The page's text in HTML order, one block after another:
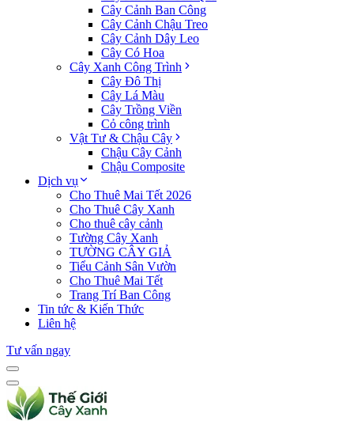
Cây Cảnh Ban Công
Cây Cảnh Chậu Treo
Cây Cảnh Dây Leo
Cây Có Hoa
Cây Xanh Công Trình
Cây Đô Thị
Cây Lá Màu
Cây Trồng Viền
Cỏ công trình
Vật Tư & Chậu Cây
Chậu Cây Cảnh
Chậu Composite
Dịch vụ
Cho Thuê Mai Tết 2026
Cho Thuê Cây Xanh
Cho thuê cây cảnh
Tường Cây Xanh
TƯỜNG CÂY GIẢ
Tiểu Cảnh Sân Vườn
Cho Thuê Mai Tết
Trang Trí Ban Công
Tin tức & Kiến Thức
Liên hệ
Tư vấn ngay